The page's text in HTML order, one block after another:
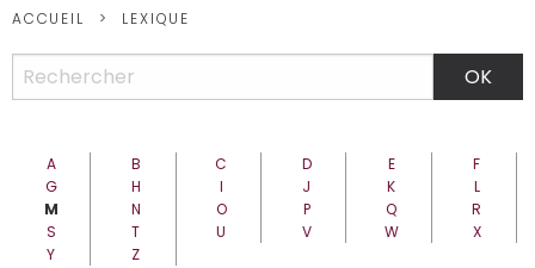
ACCUEIL LEXIQUE
A B C D E
F
G
H I J K
L
M
N O P Q
R
S
T U V W
X
Y
Z